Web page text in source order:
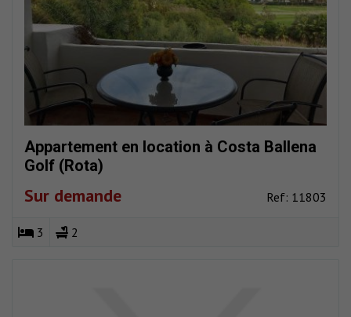
Appartement en location à Costa Ballena
Golf (Rota)
Sur demande Ref: 11803
3 2